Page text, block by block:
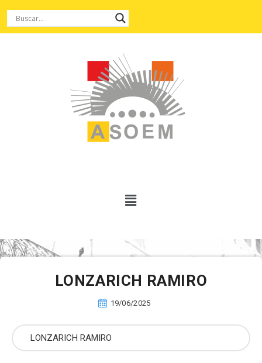
LONZARICH RAMIRO
19/06/2025